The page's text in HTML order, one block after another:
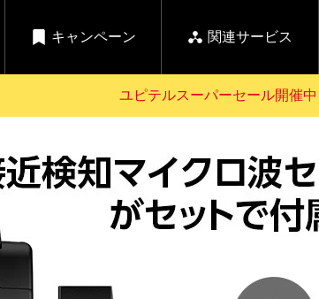
キャンペーン 関連サービス
ダー探知機
オリジナル Yupiteruメタバース
GPSデータ更新のお申込はこ
セール告知
【告知】水曜市は毎
週水曜開催！全品
詳しくはこちら
お問い合わせ前のご確認はこ
レーダー探知機を探す ゴルフ商品を探す
る
てご購入頂けます
ユピテルスーパーセール開催中